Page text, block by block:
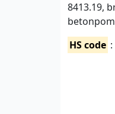
8413.19,
HS code